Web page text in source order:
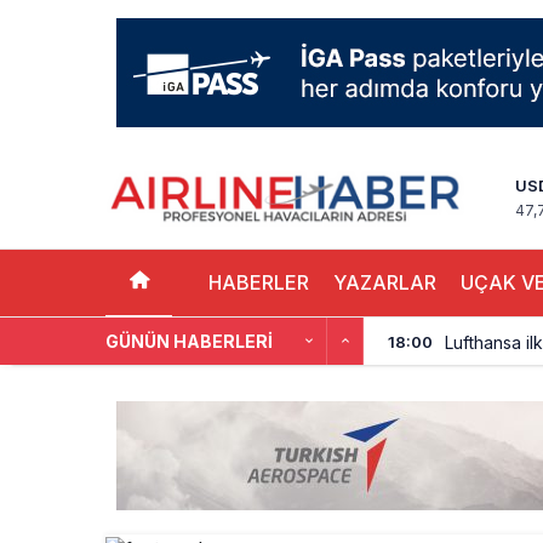
HABERLER YAZARLAR UÇAK
GÜNÜN HABERLERI 18:00 Lufthansa
16:00 British
15:00 Çiti aştı,